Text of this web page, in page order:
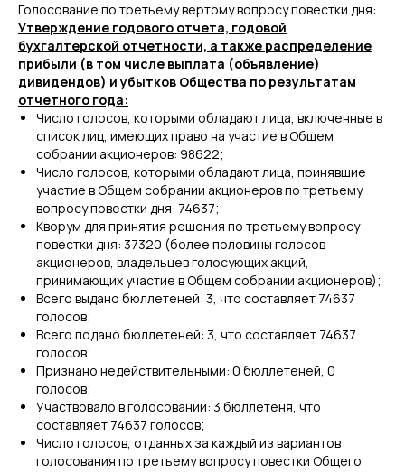
Голосование по третьему вертому вопросу повестки дня:
Утверждение годового отчета, годовой
бухгалтерской отчетности, а также распределение
прибыли (в том числе выплата (объявление)
дивидендов) и убытков Общества по результатам
отчетного года:
Число голосов, которыми обладают лица, включенные в
список лиц, имеющих право на участие в Общем
собрании акционеров: 98622;
Число голосов, которыми обладают лица, принявшие
участие в Общем собрании акционеров по третьему
вопросу повестки дня: 74637;
Кворум для принятия решения по третьему вопросу
повестки дня: 37320 (более половины голосов
акционеров, владельцев голосующих акций,
принимающих участие в Общем собрании акционеров);
Всего выдано бюллетеней: 3, что составляет 74637
голосов;
Всего подано бюллетеней: 3, что составляет 74637
голосов;
Признано недействительными: 0 бюллетеней, 0
голосов;
Участвовало в голосовании: 3 бюллетеня, что
составляет 74637 голосов;
Число голосов, отданных за каждый из вариантов
голосования по третьему вопросу повестки Общего